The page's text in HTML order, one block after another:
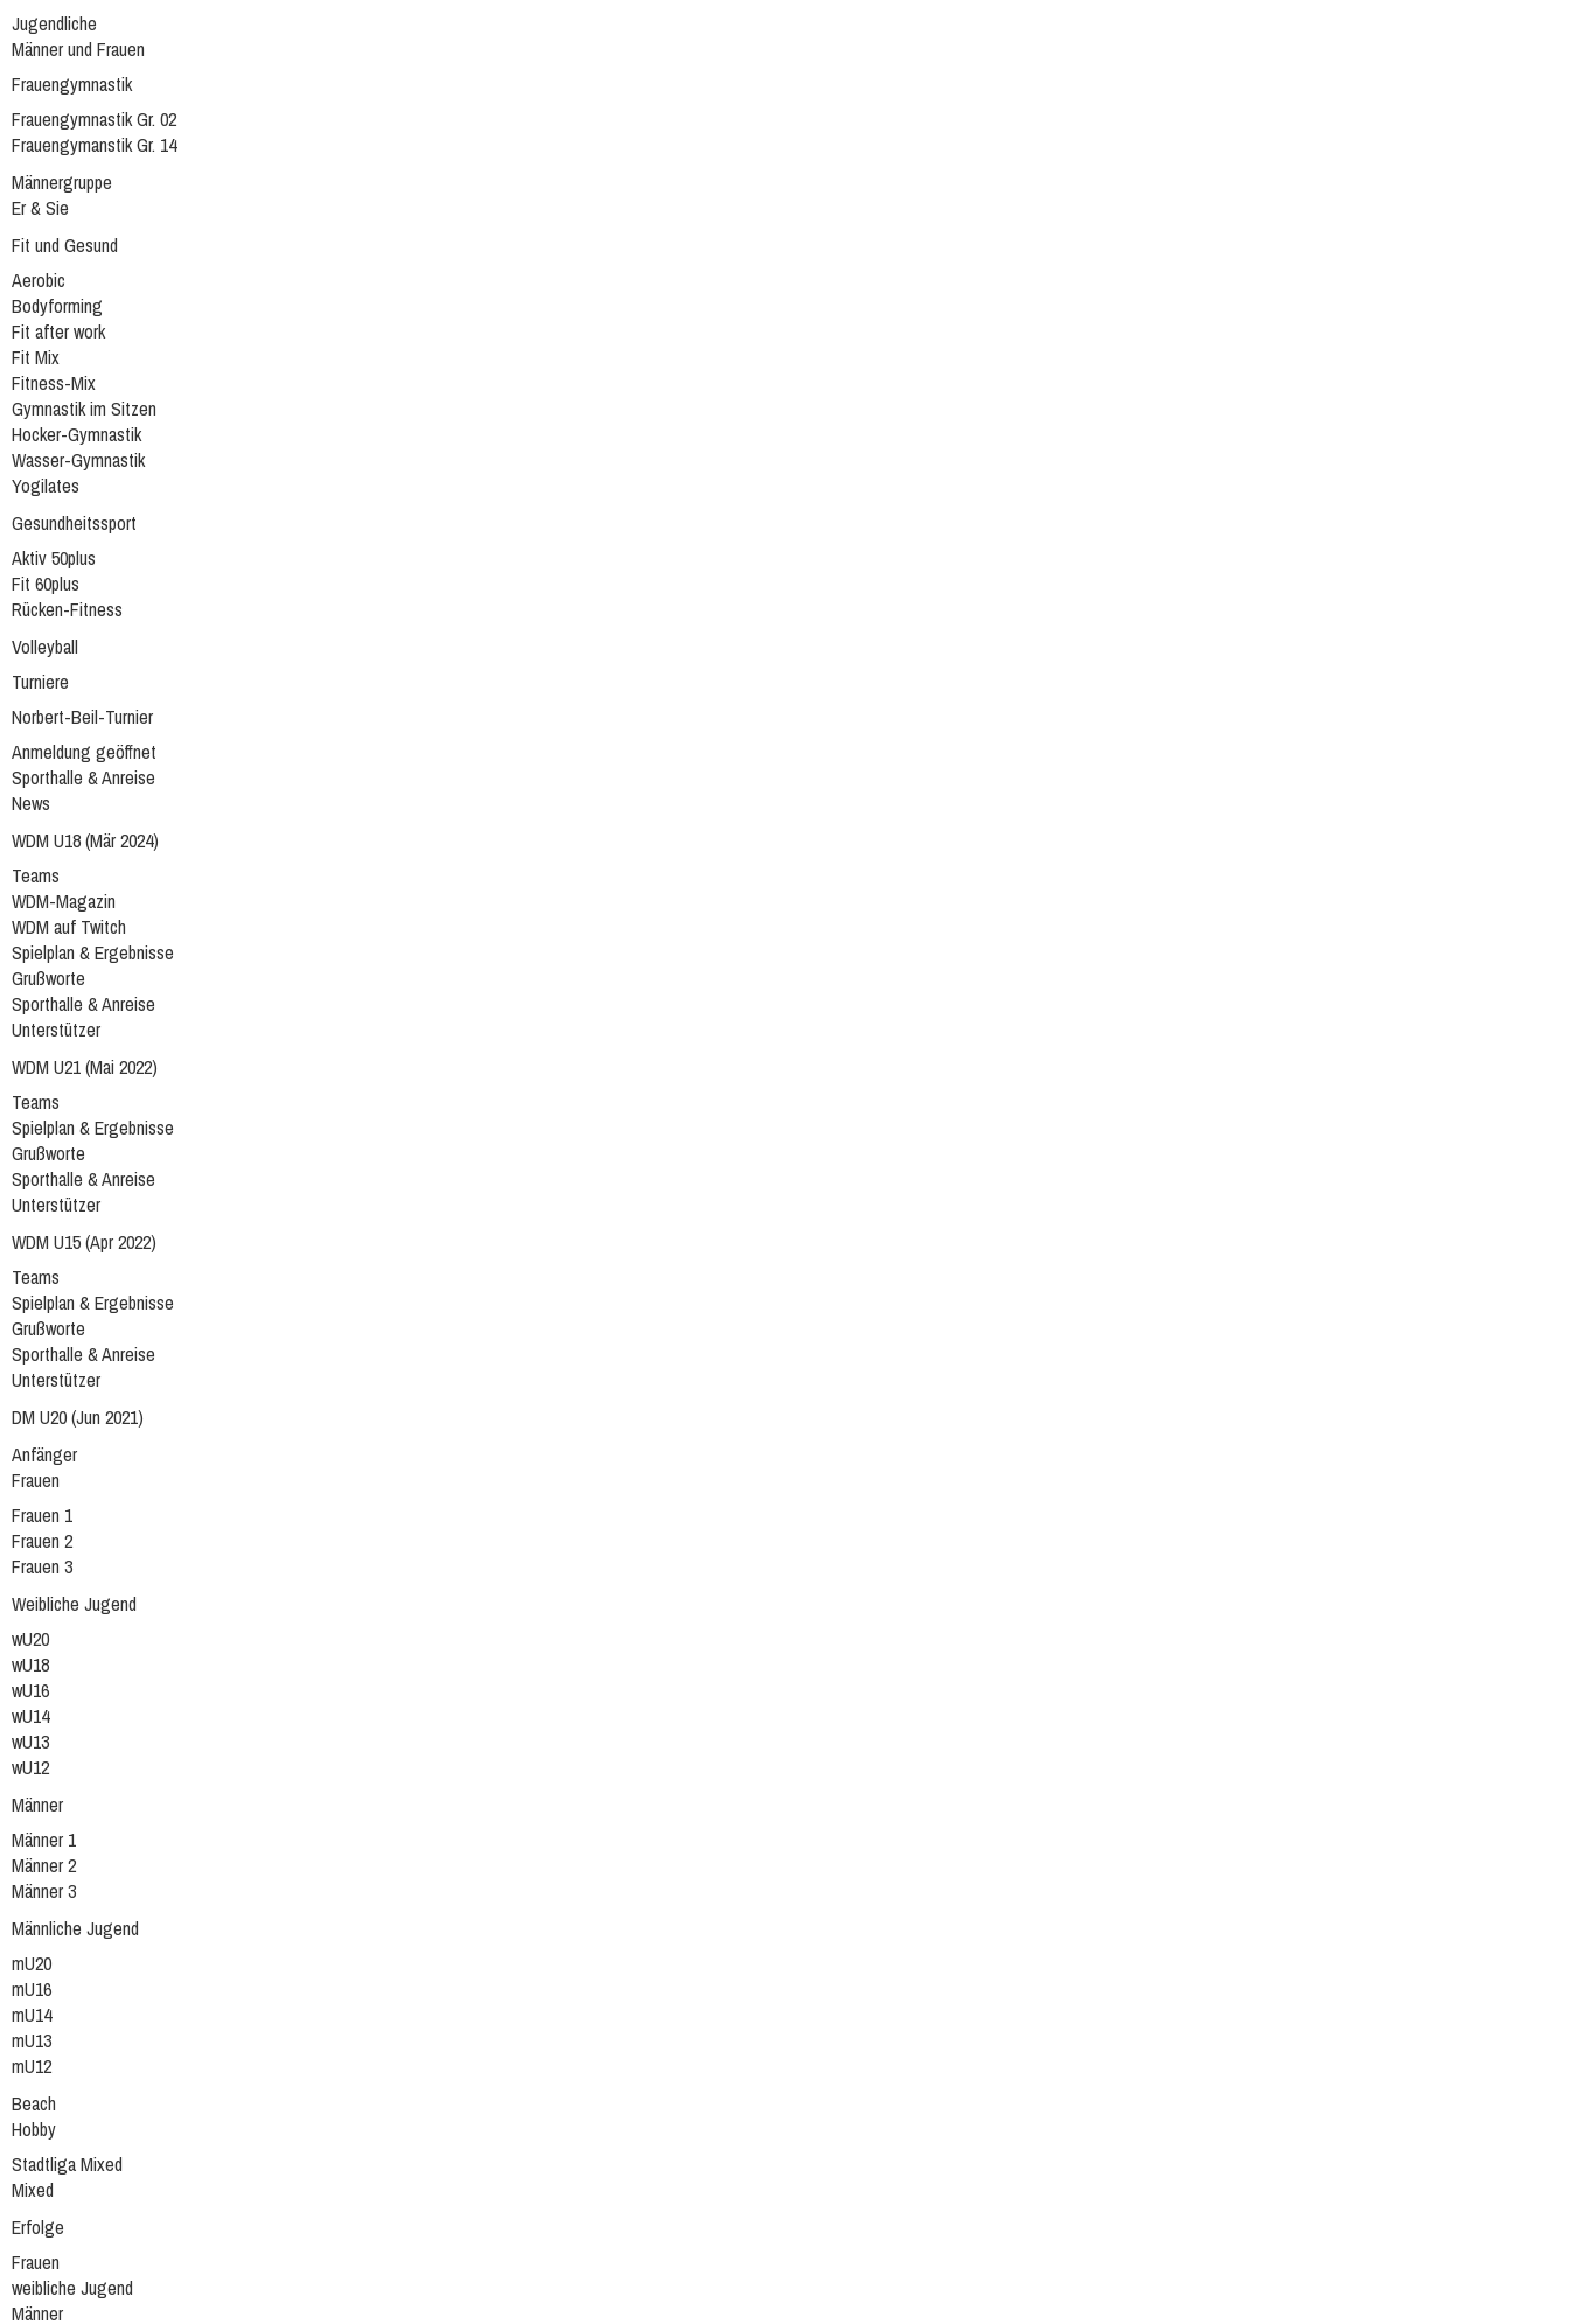
Jugendliche
Männer und Frauen
Frauengymnastik
Frauengymnastik Gr. 02
Frauengymanstik Gr. 14
Männergruppe
Er & Sie
Fit und Gesund
Aerobic
Bodyforming
Fit after work
Fit Mix
Fitness-Mix
Gymnastik im Sitzen
Hocker-Gymnastik
Wasser-Gymnastik
Yogilates
Gesundheitssport
Aktiv 50plus
Fit 60plus
Rücken-Fitness
Volleyball
Turniere
Norbert-Beil-Turnier
Anmeldung geöffnet
Sporthalle & Anreise
News
WDM U18 (Mär 2024)
Teams
WDM-Magazin
WDM auf Twitch
Spielplan & Ergebnisse
Grußworte
Sporthalle & Anreise
Unterstützer
WDM U21 (Mai 2022)
Teams
Spielplan & Ergebnisse
Grußworte
Sporthalle & Anreise
Unterstützer
WDM U15 (Apr 2022)
Teams
Spielplan & Ergebnisse
Grußworte
Sporthalle & Anreise
Unterstützer
DM U20 (Jun 2021)
Anfänger
Frauen
Frauen 1
Frauen 2
Frauen 3
Weibliche Jugend
wU20
wU18
wU16
wU14
wU13
wU12
Männer
Männer 1
Männer 2
Männer 3
Männliche Jugend
mU20
mU16
mU14
mU13
mU12
Beach
Hobby
Stadtliga Mixed
Mixed
Erfolge
Frauen
weibliche Jugend
Männer